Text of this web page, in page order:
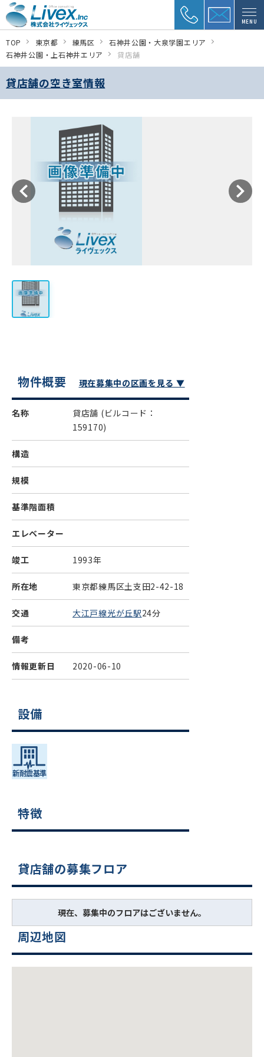
MENU
TOP 東京都 練馬区
石神井公園・大泉学園エリア
石神井公園・上石神井エリア
貸店舗
貸店舗の空き室情報
物件概要 現在募集中の区画を見る ▼
名称 貸店舗 (ビルコード：
159170)
構造
規模
基準階面積
エレベーター
竣工 1993年
所在地 東京都練馬区土支田2-42-18
交通 大江戸線光が丘駅24分
備考
情報更新日 2020-06-10
設備
特徴
貸店舗の募集フロア
現在、募集中のフロアはございません。
周辺地図